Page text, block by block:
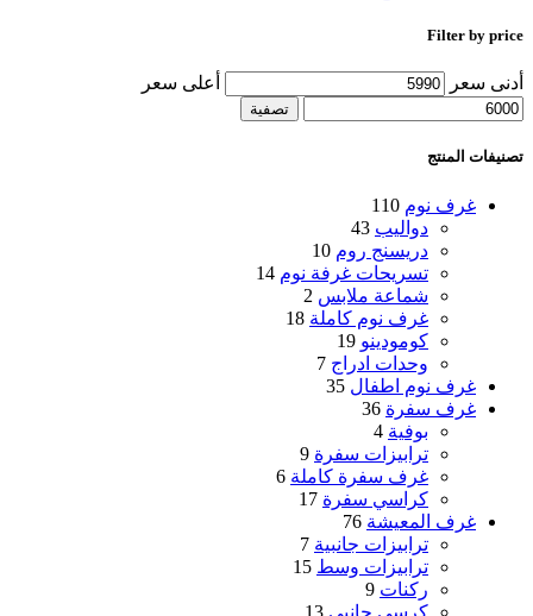
Filter by price
أدنى سعر أعلى سعر
تصفية
تصنيفات المنتج
غرف نوم 110
دواليب 43
دريسنج روم 10
تسريحات غرفة نوم 14
شماعة ملابس 2
غرف نوم كاملة 18
كومودينو 19
وحدات ادراج 7
غرف نوم اطفال 35
غرف سفرة 36
بوفية 4
ترابيزات سفرة 9
غرف سفرة كاملة 6
كراسي سفرة 17
غرف المعيشة 76
ترابيزات جانبية 7
ترابيزات وسط 15
ركنات 9
كرسى جانبى 13